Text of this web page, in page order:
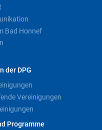
Bad Honnef
der DPG
Vereinigungen
Programme